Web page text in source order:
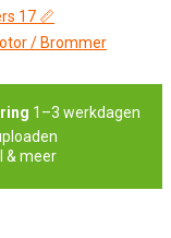
17 📏
/ Brommer
1–3 werkdagen
& meer